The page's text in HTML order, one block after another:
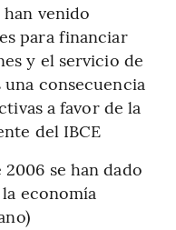
venido
para financiar
y el servicio de
consecuencia
a favor de la
del IBCE
se han dado
economía